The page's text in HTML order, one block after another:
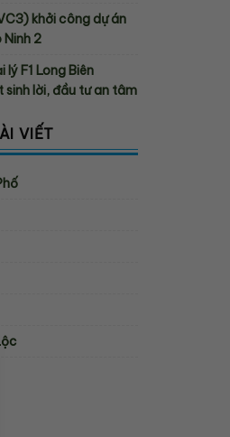
khởi công dự án
Ninh 2
F1 Long Biên
sinh lời, đầu tư an tâm
VIẾT